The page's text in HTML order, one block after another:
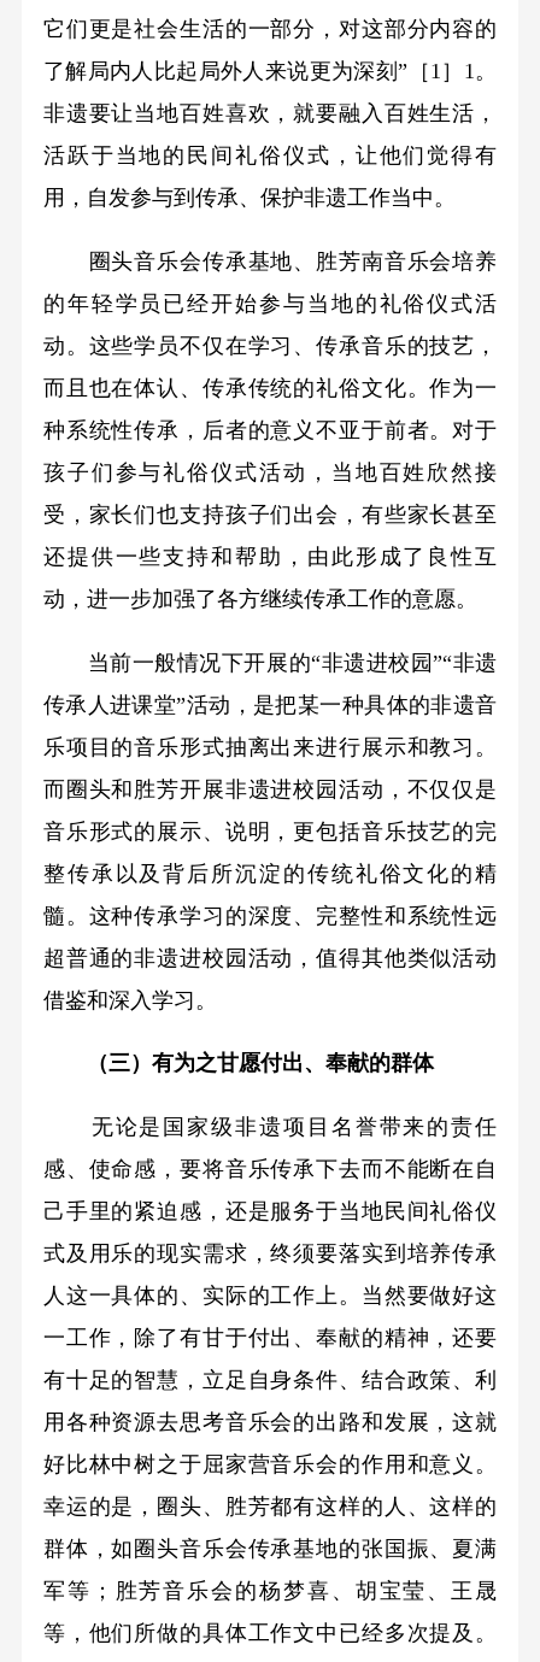
它们更是社会生活的一部分，对这部分内容的
了解局内人比起局外人来说更为深刻”［1］1。
非遗要让当地百姓喜欢，就要融入百姓生活，
活跃于当地的民间礼俗仪式，让他们觉得有
用，自发参与到传承、保护非遗工作当中。
圈头音乐会传承基地、胜芳南音乐会培养
的年轻学员已经开始参与当地的礼俗仪式活
动。这些学员不仅在学习、传承音乐的技艺，
而且也在体认、传承传统的礼俗文化。作为一
种系统性传承，后者的意义不亚于前者。对于
孩子们参与礼俗仪式活动，当地百姓欣然接
受，家长们也支持孩子们出会，有些家长甚至
还提供一些支持和帮助，由此形成了良性互
动，进一步加强了各方继续传承工作的意愿。
当前一般情况下开展的“非遗进校园”“非遗
传承人进课堂”活动，是把某一种具体的非遗音
乐项目的音乐形式抽离出来进行展示和教习。
而圈头和胜芳开展非遗进校园活动，不仅仅是
音乐形式的展示、说明，更包括音乐技艺的完
整传承以及背后所沉淀的传统礼俗文化的精
髓。这种传承学习的深度、完整性和系统性远
超普通的非遗进校园活动，值得其他类似活动
借鉴和深入学习。
（三）有为之甘愿付出、奉献的群体
无论是国家级非遗项目名誉带来的责任
感、使命感，要将音乐传承下去而不能断在自
己手里的紧迫感，还是服务于当地民间礼俗仪
式及用乐的现实需求，终须要落实到培养传承
人这一具体的、实际的工作上。当然要做好这
一工作，除了有甘于付出、奉献的精神，还要
有十足的智慧，立足自身条件、结合政策、利
用各种资源去思考音乐会的出路和发展，这就
好比林中树之于屈家营音乐会的作用和意义。
幸运的是，圈头、胜芳都有这样的人、这样的
群体，如圈头音乐会传承基地的张国振、夏满
军等；胜芳音乐会的杨梦喜、胡宝莹、王晟
等，他们所做的具体工作文中已经多次提及。